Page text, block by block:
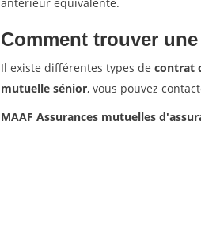
Comment trouver
Il existe différentes types de contrat
mutuelle sénior, vous pouvez
MAAF Assurances mutuelles